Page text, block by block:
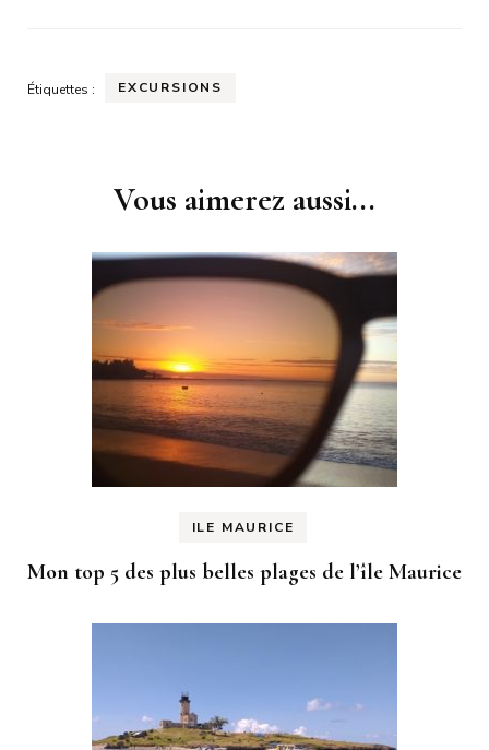
Étiquettes : EXCURSIONS
Vous aimerez aussi...
ILE MAURICE
Mon top 5 des plus belles plages de l’île Maurice